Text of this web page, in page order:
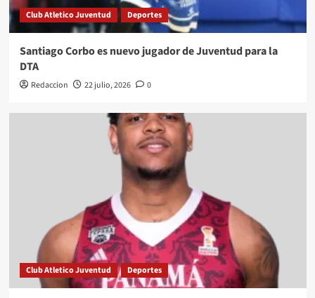
Club Atletico Juventud Deportes
Santiago Corbo es nuevo jugador de Juventud para la
DTA
Redaccion 22 julio, 2026 0
Club Atletico Juventud Deportes